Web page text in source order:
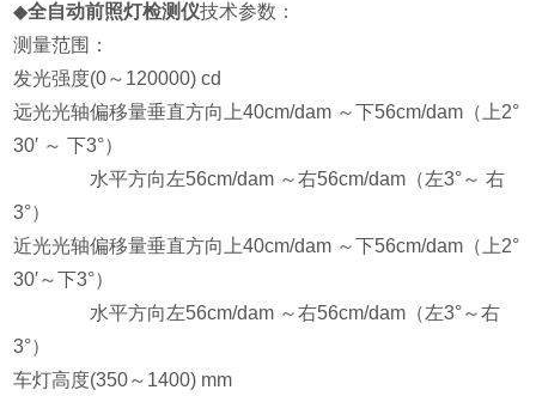
◆全自动前照灯检测仪技术参数：
测量范围：
发光强度(0～120000) cd
远光光轴偏移量垂直方向上40cm/dam ～下56cm/dam（上2°
30′ ～ 下3°）
水平方向左56cm/dam ～右56cm/dam（左3°～ 右
3°）
近光光轴偏移量垂直方向上40cm/dam ～下56cm/dam（上2°
30′～下3°）
水平方向左56cm/dam ～右56cm/dam（左3°～右
3°）
车灯高度(350～1400) mm